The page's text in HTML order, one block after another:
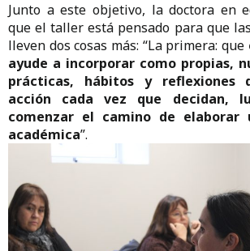
Junto a este objetivo, la doctora en
que el taller está pensado para que
lleven dos cosas más: “La primera: que
ayude a incorporar como propias,
prácticas, hábitos y reflexiones
acción cada vez que decidan,
comenzar el camino de elaborar
académica”.